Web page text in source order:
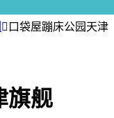
 口袋屋蹦床公园天津
旗舰